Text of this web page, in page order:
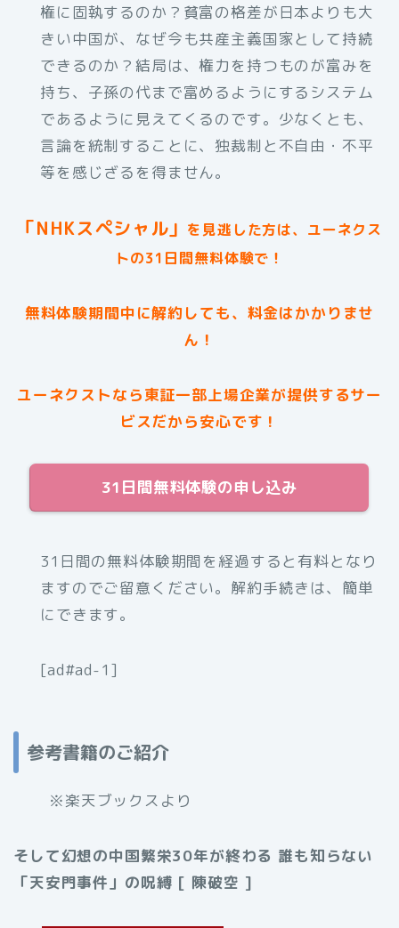
権に固執するのか？貧富の格差が日本よりも大
きい中国が、なぜ今も共産主義国家として持続
できるのか？結局は、権力を持つものが富みを
持ち、子孫の代まで富めるようにするシステム
であるように見えてくるのです。少なくとも、
言論を統制することに、独裁制と不自由・不平
等を感じざるを得ません。
「NHKスペシャル」 を見逃した方は、ユーネクス
トの31日間無料体験で！
無料体験期間中に解約しても、料金はかかりませ
ん！
ユーネクストなら東証一部上場企業が提供するサー
ビスだから安心です！
31日間無料体験の申し込み
31日間の無料体験期間を経過すると有料となり
ますのでご留意ください。解約手続きは、簡単
にできます。
[ad#ad-1]
参考書籍のご紹介
※楽天ブックスより
そして幻想の中国繁栄30年が終わる 誰も知らない
「天安門事件」の呪縛 [ 陳破空 ]